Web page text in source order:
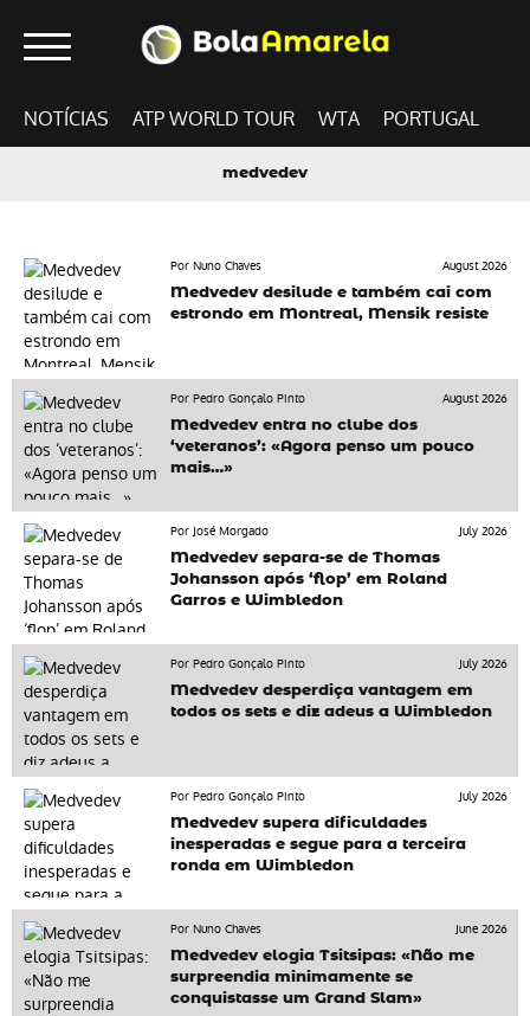
NOTÍCIAS ATP WORLD TOUR WTA PORTUGAL
medvedev
Por Nuno Chaves
August 2026
Medvedev desilude e também cai com
estrondo em Montreal, Mensik resiste
Por Pedro Gonçalo Pinto
August 2026
Medvedev entra no clube dos
‘veteranos’: «Agora penso um pouco
mais…»
Por José Morgado
July 2026
Medvedev separa-se de Thomas
Johansson após ‘flop’ em Roland
Garros e Wimbledon
Por Pedro Gonçalo Pinto
July 2026
Medvedev desperdiça vantagem em
todos os sets e diz adeus a Wimbledon
Por Pedro Gonçalo Pinto
July 2026
Medvedev supera dificuldades
inesperadas e segue para a terceira
ronda em Wimbledon
Por Nuno Chaves
June 2026
Medvedev elogia Tsitsipas: «Não me
surpreendia minimamente se
conquistasse um Grand Slam»